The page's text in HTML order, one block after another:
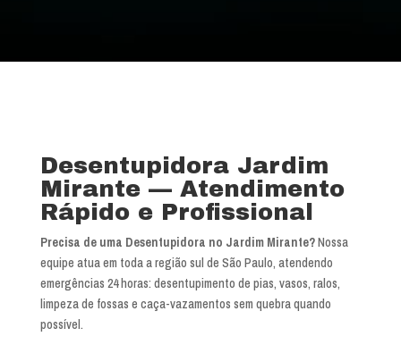
Desentupidora Jardim
Mirante — Atendimento
Rápido e Profissional
Precisa de uma Desentupidora no Jardim Mirante?Nossa
equipe atua em toda a região sul de São Paulo, atendendo
emergências 24 horas: desentupimento de pias, vasos, ralos,
limpeza de fossas e caça-vazamentos sem quebra quando
possível.